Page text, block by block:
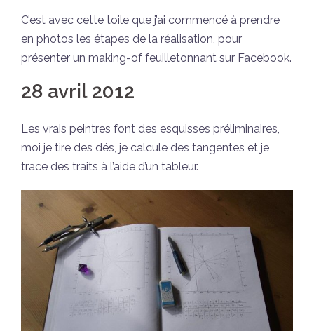
C’est avec cette toile que j’ai commencé à prendre
en photos les étapes de la réalisation, pour
présenter un making-of feuilletonnant sur Facebook.
28 avril 2012
Les vrais peintres font des esquisses préliminaires,
moi je tire des dés, je calcule des tangentes et je
trace des traits à l’aide d’un tableur.